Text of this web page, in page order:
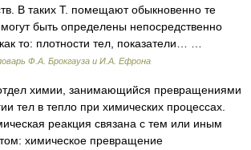
В таких Т. помещают обыкновенно те
быть определены непосредственно
то: плотности тел, показатели… …
Ф.А. Брокгауза и И.А. Ефрона
химии, занимающийся превращениями
тел в тепло при химических процессах.
реакция связана с тем или иным
химическое превращение